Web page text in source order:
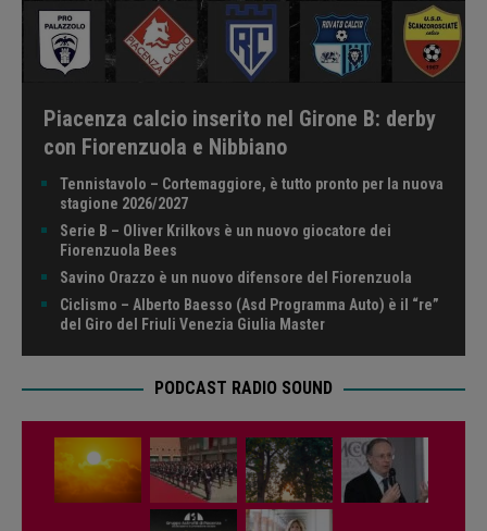
Piacenza calcio inserito nel Girone B: derby
con Fiorenzuola e Nibbiano
Tennistavolo – Cortemaggiore, è tutto pronto per la nuova
stagione 2026/2027
Serie B – Oliver Krilkovs è un nuovo giocatore dei
Fiorenzuola Bees
Savino Orazzo è un nuovo difensore del Fiorenzuola
Ciclismo – Alberto Baesso (Asd Programma Auto) è il “re”
del Giro del Friuli Venezia Giulia Master
PODCAST RADIO SOUND